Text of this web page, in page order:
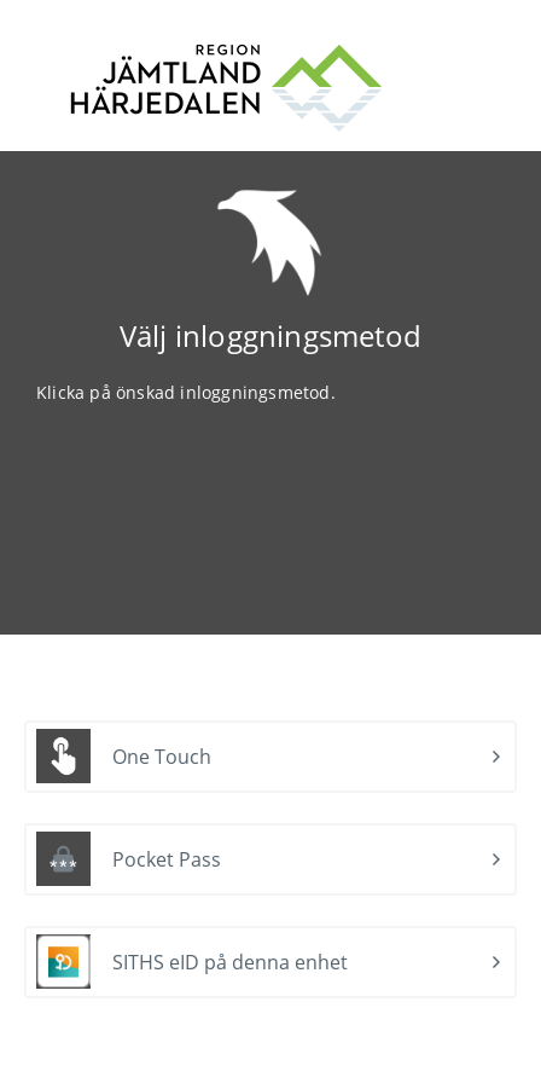
Välj inloggningsmetod
Klicka på önskad inloggningsmetod.
One Touch
Pocket Pass
SITHS eID på denna enhet